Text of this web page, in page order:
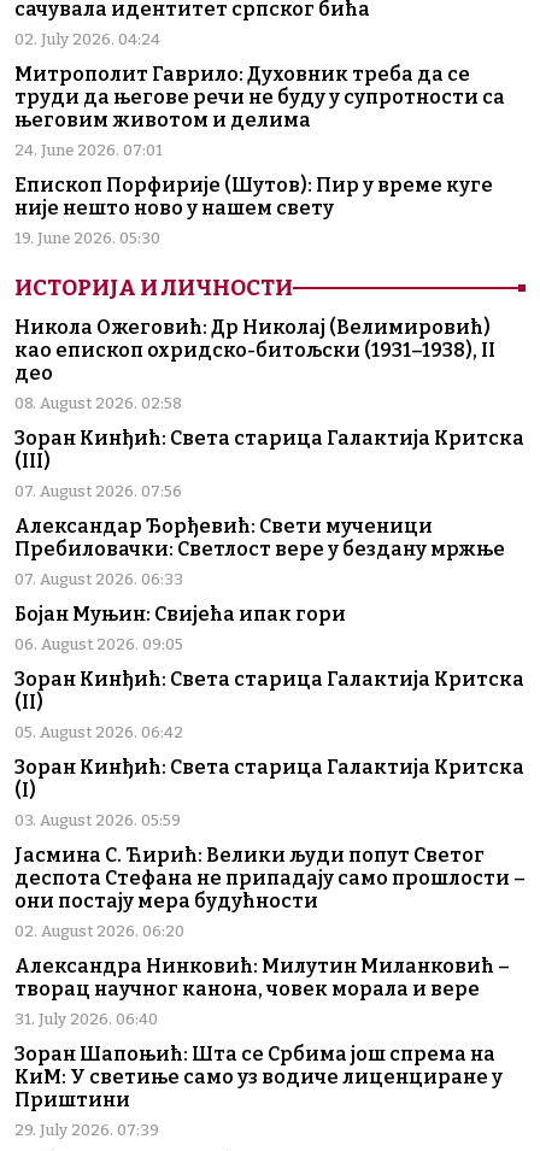
сачувала идентитет српског бића
02. July 2026. 04:24
Митрополит Гаврило: Духовник треба да се
труди да његове речи не буду у супротности са
његовим животом и делима
24. June 2026. 07:01
Епископ Порфирије (Шутов): Пир у време куге
није нешто ново у нашем свету
19. June 2026. 05:30
ИСТОРИЈА И ЛИЧНОСТИ
Никола Ожеговић: Др Николај (Велимировић)
као епископ охридско-битољски (1931–1938), II
део
08. August 2026. 02:58
Зоран Кинђић: Света старица Галактија Критска
(III)
07. August 2026. 07:56
Александар Ђорђевић: Свети мученици
Пребиловачки: Светлост вере у бездану мржње
07. August 2026. 06:33
Бојан Муњин: Свијећа ипак гори
06. August 2026. 09:05
Зоран Кинђић: Света старица Галактија Критска
(II)
05. August 2026. 06:42
Зоран Кинђић: Света старица Галактија Критска
(I)
03. August 2026. 05:59
Јасмина С. Ћирић: Велики људи попут Светог
деспота Стефана не припадају само прошлости –
они постају мера будућности
02. August 2026. 06:20
Александра Нинковић: Милутин Миланковић –
творац научног канона, човек морала и вере
31. July 2026. 06:40
Зоран Шапоњић: Шта се Србима још спрема на
КиМ: У светиње само уз водиче лиценциране у
Приштини
29. July 2026. 07:39